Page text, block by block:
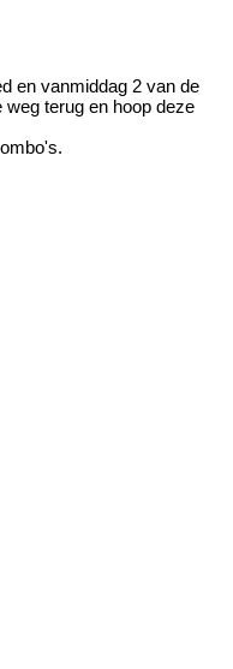
en vanmiddag 2 van de
terug en hoop deze